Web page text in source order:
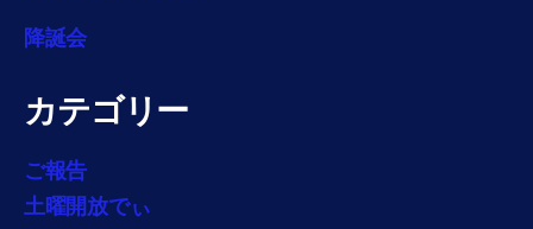
降誕会
カテゴリー
ご報告
土曜開放でぃ